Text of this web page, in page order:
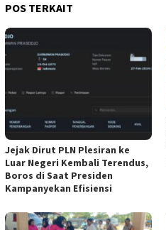
POS TERKAIT
Jejak Dirut PLN Plesiran ke
Luar Negeri Kembali Terendus,
Boros di Saat Presiden
Kampanyekan Efisiensi